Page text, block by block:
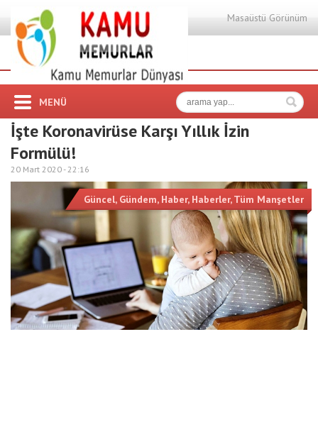
Masaüstü Görünüm
MENÜ
İşte Koronavirüse Karşı Yıllık İzin
Formülü!
20 Mart 2020 -22:16
Güncel, Gündem, Haber, Haberler,Tüm Manşetler